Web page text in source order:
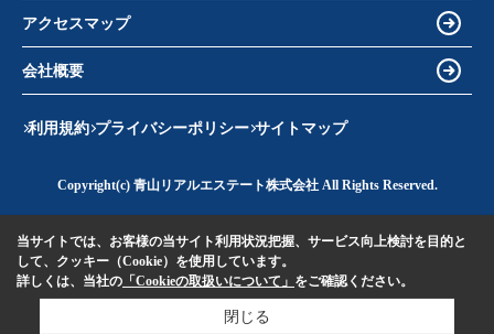
アクセスマップ
会社概要
利用規約 プライバシーポリシー サイトマップ
Copyright(c) 青山リアルエステート株式会社 All Rights Reserved.
当サイトでは、お客様の当サイト利用状況把握、サービス向上検討を目的と
して、クッキー（Cookie）を使用しています。
詳しくは、当社の 「Cookieの取扱いについて」 をご確認ください。
閉じる